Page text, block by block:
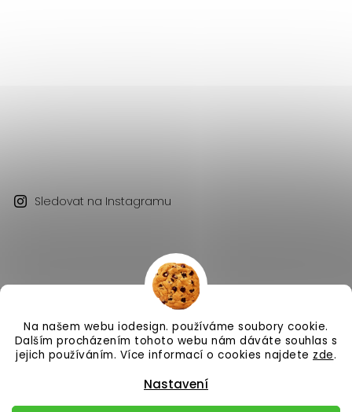
Na našem webu iodesign. používáme soubory cookie.
Dalším procházením tohoto webu nám dáváte souhlas s
jejich používáním. Více informací o cookies najdete zde.
Nastavení
Sledovat na Instagramu
Copyright 2026 iodesign. . Všechna práva vyhrazena.
Vytvořil Shoptet| DesignShoptak.cz